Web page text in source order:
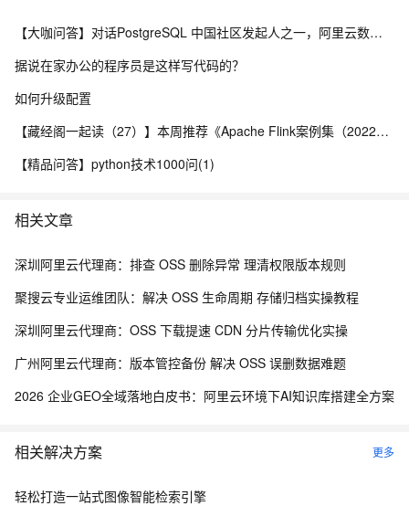
【大咖问答】对话PostgreSQL 中国社区发起人之一，阿里云数据库高级专家 德哥
据说在家办公的程序员是这样写代码的？
如何升级配置
【藏经阁一起读（27）】本周推荐《Apache Flink案例集（2022版）》，你有哪些心得？
【精品问答】python技术1000问(1)
相关文章
深圳阿里云代理商：排查 OSS 删除异常 理清权限版本规则
聚搜云专业运维团队：解决 OSS 生命周期 存储归档实操教程
深圳阿里云代理商：OSS 下载提速 CDN 分片传输优化实操
广州阿里云代理商：版本管控备份 解决 OSS 误删数据难题
2026 企业GEO全域落地白皮书：阿里云环境下AI知识库搭建全方案
相关解决方案 更多
轻松打造一站式图像智能检索引擎